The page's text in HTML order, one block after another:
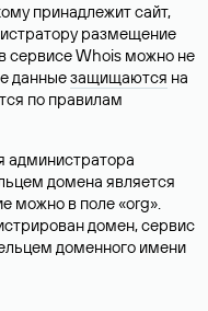
принадлежит сайт,
размещение
сервисе Whois можно не
данныезащищаются на
по правилам
администратора
домена является
можно в поле «org».
домен, сервис
доменного имени